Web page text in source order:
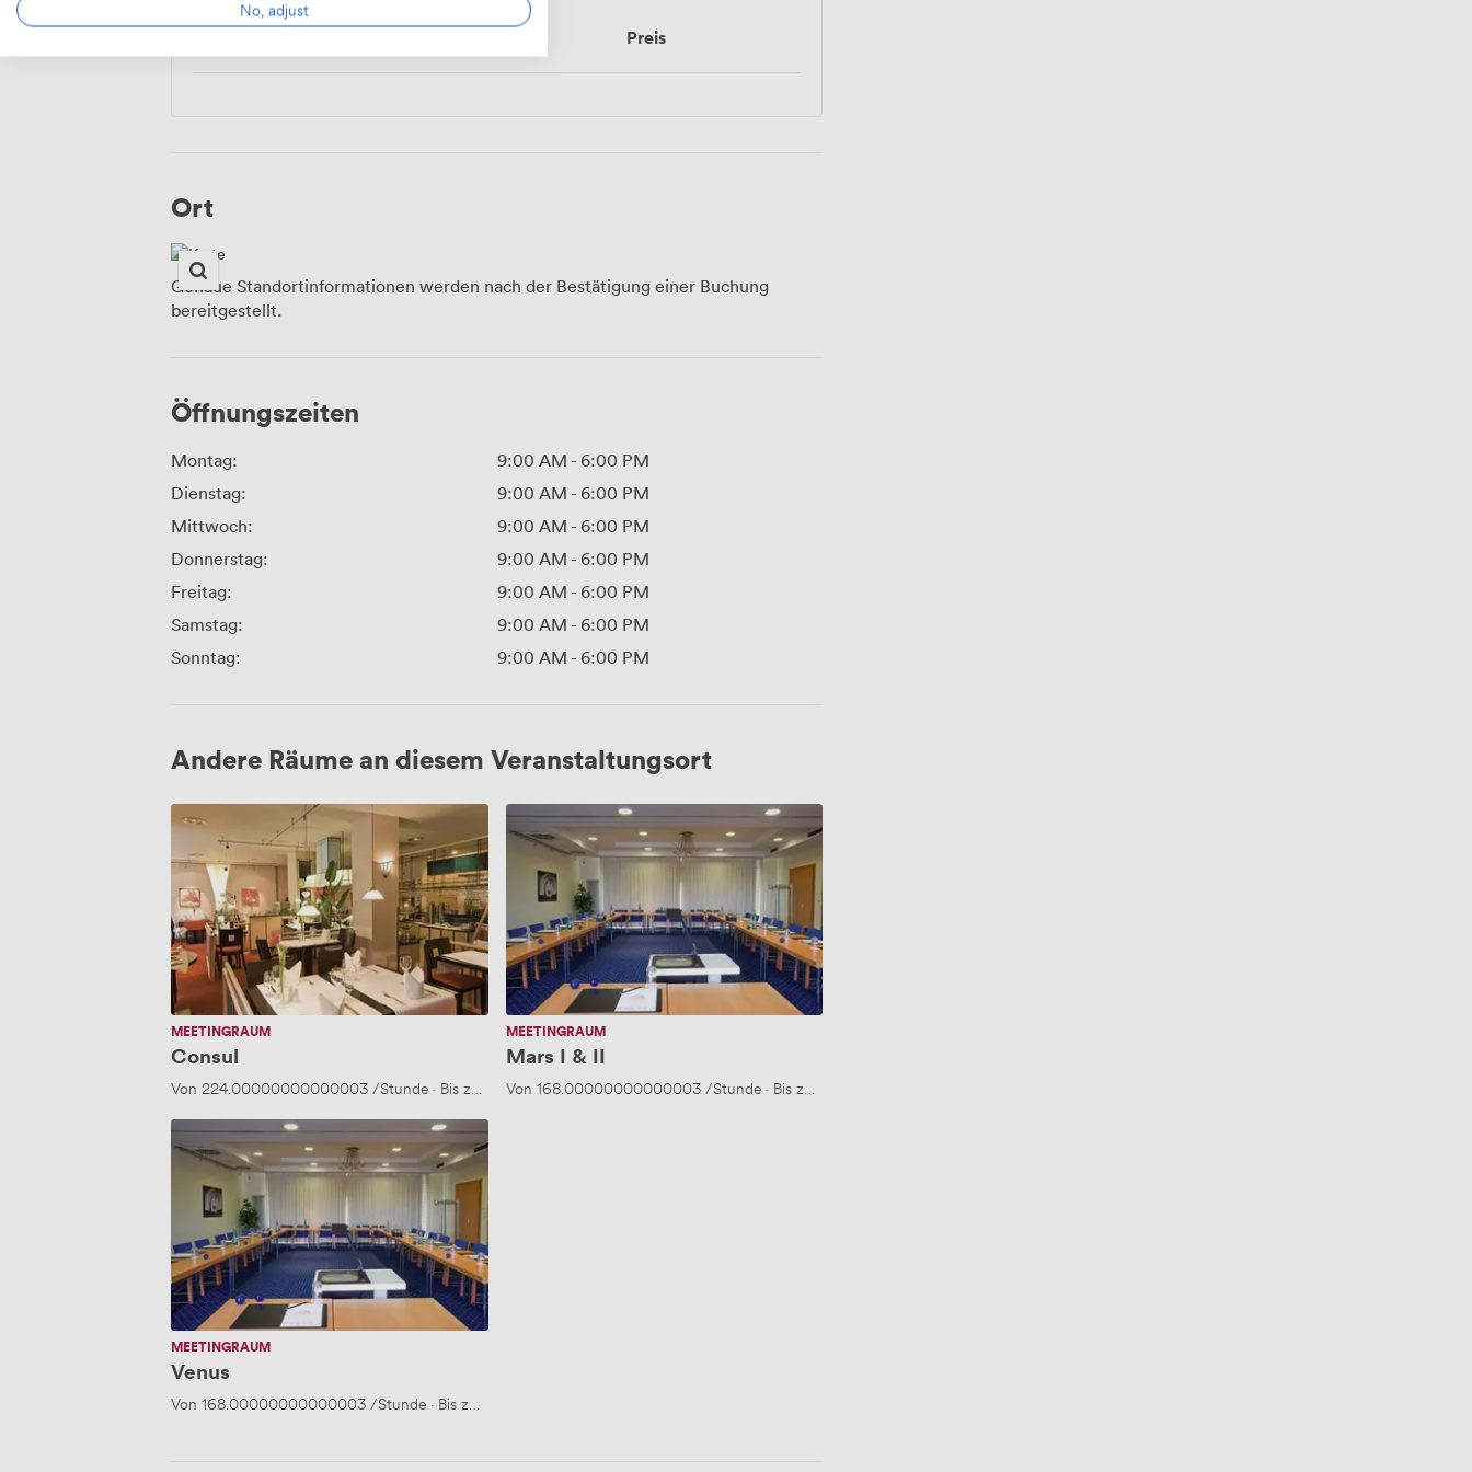
Preis
Ort
Genaue Standortinformationen werden nach der Bestätigung einer Buchung
bereitgestellt.
Öffnungszeiten
Montag: 9:00 AM - 6:00 PM
Dienstag:
9:00 AM - 6:00 PM
Mittwoch:
9:00 AM - 6:00 PM
Donnerstag:
9:00 AM - 6:00 PM
Freitag:
9:00 AM - 6:00 PM
Samstag:
9:00 AM - 6:00 PM
Sonntag:
9:00 AM - 6:00 PM
Andere Räume an diesem Veranstaltungsort
Consul
MEETINGRAUM
Consul
Von 224.00000000000003/Stunde · Bis zu 70 Personen
Mars
MEETINGRAUM
Mars I & II
Von 168.00000000000003/Stunde· Bis zu 60 Personen
Venus
MEETINGRAUM
Venus
Von 168.00000000000003/Stunde · Bis zu 50 Personen
No, adjust